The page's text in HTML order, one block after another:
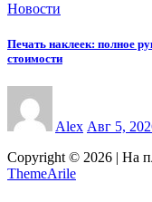
Новости
Печать наклеек: полное
стоимости
Alex Авг 5,
Copyright © 2026 | На
ThemeArile